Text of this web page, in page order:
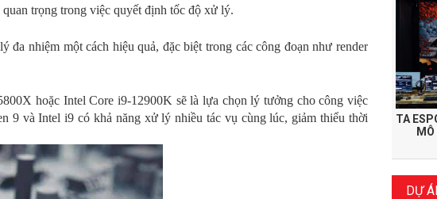
trọng trong việc quyết định tốc độ xử lý.
nhiệm một cách hiệu quả, đặc biệt trong các công đoạn như render
hoặc Intel Core i9-12900K sẽ là lựa chọn lý tưởng cho công việc
9 và Intel i9 có khả năng xử lý nhiều tác vụ cùng lúc, giảm thiểu thời
TA
DỰ